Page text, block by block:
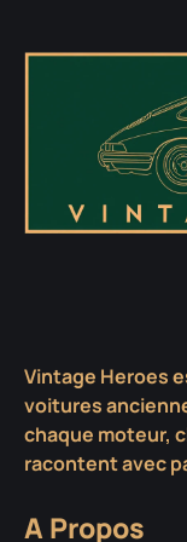
Vintage Heroes
voitures
chaque moteur,
racontent avec
A Propos